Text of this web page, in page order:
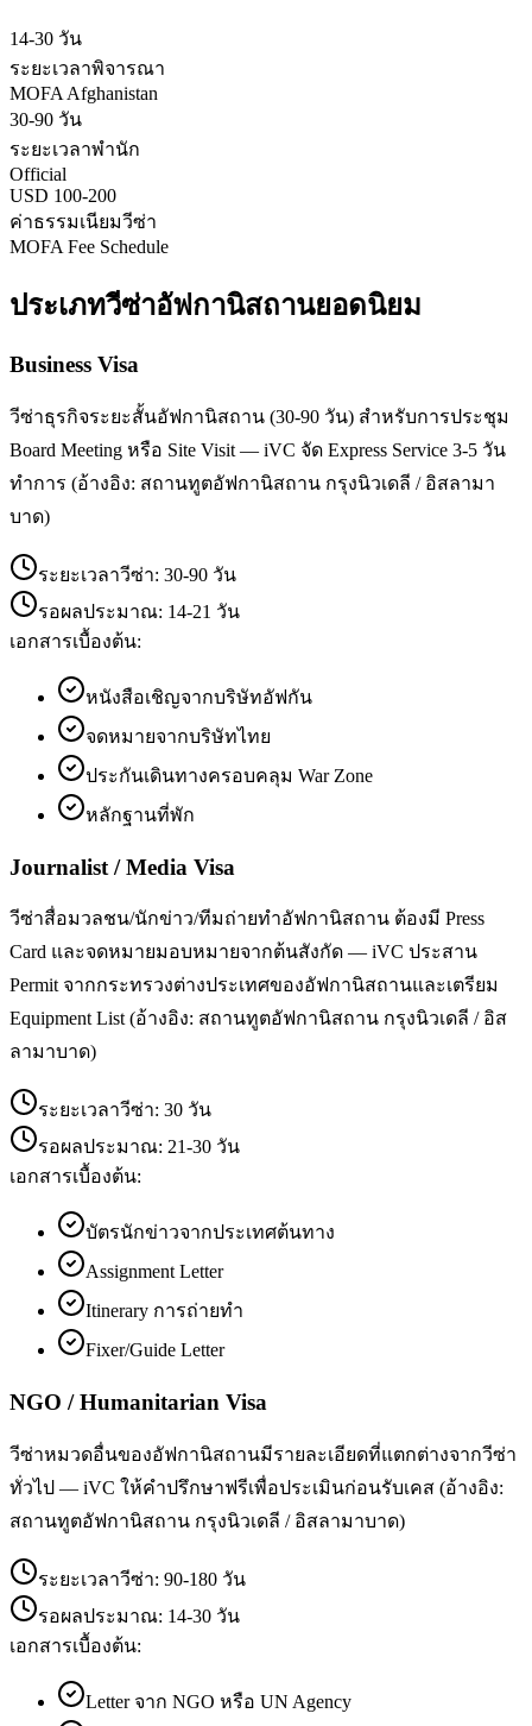
14-30 วัน
ระยะเวลาพิจารณา
MOFA Afghanistan
30-90 วัน
ระยะเวลาพำนัก
Official
USD 100-200
ค่าธรรมเนียมวีซ่า
MOFA Fee Schedule
ประเภทวีซ่าอัฟกานิสถานยอดนิยม
Business Visa
วีซ่าธุรกิจระยะสั้นอัฟกานิสถาน (30-90 วัน) สำหรับการประชุม
Board Meeting หรือ Site Visit — iVC จัด Express Service 3-5 วัน
ทำการ (อ้างอิง: สถานทูตอัฟกานิสถาน กรุงนิวเดลี / อิสลามา
บาด)
ระยะเวลาวีซ่า: 30-90 วัน
รอผลประมาณ: 14-21 วัน
เอกสารเบื้องต้น:
หนังสือเชิญจากบริษัทอัฟกัน
จดหมายจากบริษัทไทย
ประกันเดินทางครอบคลุม War Zone
หลักฐานที่พัก
Journalist / Media Visa
วีซ่าสื่อมวลชน/นักข่าว/ทีมถ่ายทำอัฟกานิสถาน ต้องมี Press
Card และจดหมายมอบหมายจากต้นสังกัด — iVC ประสาน
Permit จากกระทรวงต่างประเทศของอัฟกานิสถานและเตรียม
Equipment List (อ้างอิง: สถานทูตอัฟกานิสถาน กรุงนิวเดลี / อิส
ลามาบาด)
ระยะเวลาวีซ่า: 30 วัน
รอผลประมาณ: 21-30 วัน
เอกสารเบื้องต้น:
บัตรนักข่าวจากประเทศต้นทาง
Assignment Letter
Itinerary การถ่ายทำ
Fixer/Guide Letter
NGO / Humanitarian Visa
วีซ่าหมวดอื่นของอัฟกานิสถานมีรายละเอียดที่แตกต่างจากวีซ่า
ทั่วไป — iVC ให้คำปรึกษาฟรีเพื่อประเมินก่อนรับเคส (อ้างอิง:
สถานทูตอัฟกานิสถาน กรุงนิวเดลี / อิสลามาบาด)
ระยะเวลาวีซ่า: 90-180 วัน
รอผลประมาณ: 14-30 วัน
เอกสารเบื้องต้น:
Letter จาก NGO หรือ UN Agency